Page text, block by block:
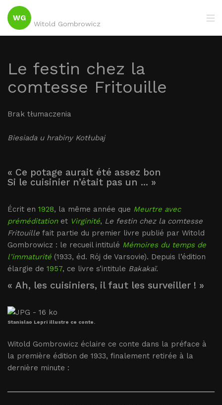
WG
Witold Gombrowicz
Le festin chez la
comtesse Fritouille
Brak tłumaczenia
Biesiada u hrabiny Kotłubaj
« Ce potage aurait été assez bon
Si le cuisinier n’était pas un ... »
Écrit en 1928, la même année que Meurtre avec
préméditationet Virginité, Le festin chez la comtesse
Fritouille fait partie du premier livre publié par Witold
Gombrowicz : le recueil intitulé Mémoires du temps de
l’immaturité (1933, éd. Rój de Varsovie). Depuis l’édition
élargie de 1957, ce livre s’intitule Bakakaï.
« Ah, les cuisiniers, il faut les surveiller ! »
Stanislao Lepri illustre ce conte.
Witold Gombrowicz éclaire ce conte dans la préface à
la première édition de 1933, finalement retirée à la
dernière minute :